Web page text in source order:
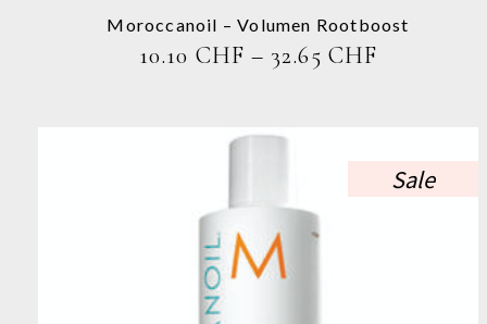
Produktseite
gewählt
werden
Moroccanoil – Volumen Rootboost
10.10 CHF – 32.65 CHF
Sale